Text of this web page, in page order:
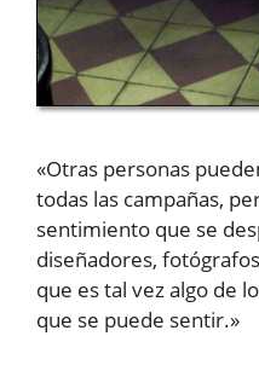
«Otras personas
todas las campañas,
sentimiento que se
diseñadores,
que es tal vez algo de
que se puede sentir.»